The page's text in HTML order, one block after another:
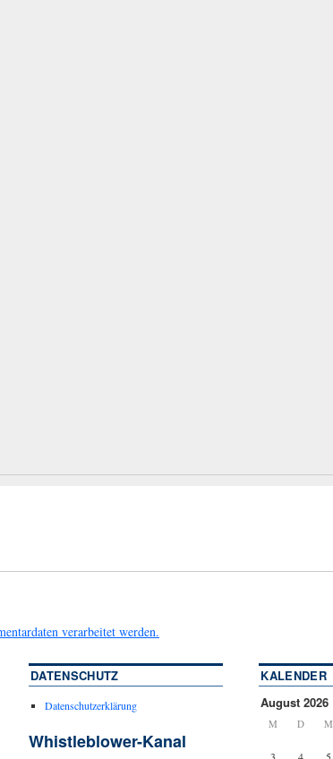
verarbeitet werden.
DATENSCHUTZ
Datenschutzerklärung
Whistleblower-Kanal
KALENDER
August 2026
M D M